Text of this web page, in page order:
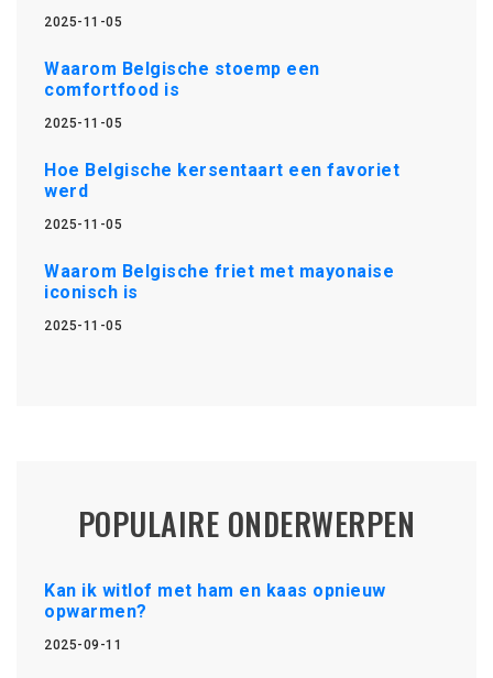
2025-11-05
Waarom Belgische stoemp een
comfortfood is
2025-11-05
Hoe Belgische kersentaart een favoriet
werd
2025-11-05
Waarom Belgische friet met mayonaise
iconisch is
2025-11-05
POPULAIRE ONDERWERPEN
Kan ik witlof met ham en kaas opnieuw
opwarmen?
2025-09-11